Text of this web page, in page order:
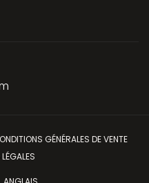
GÉNÉRALES DE VENTE